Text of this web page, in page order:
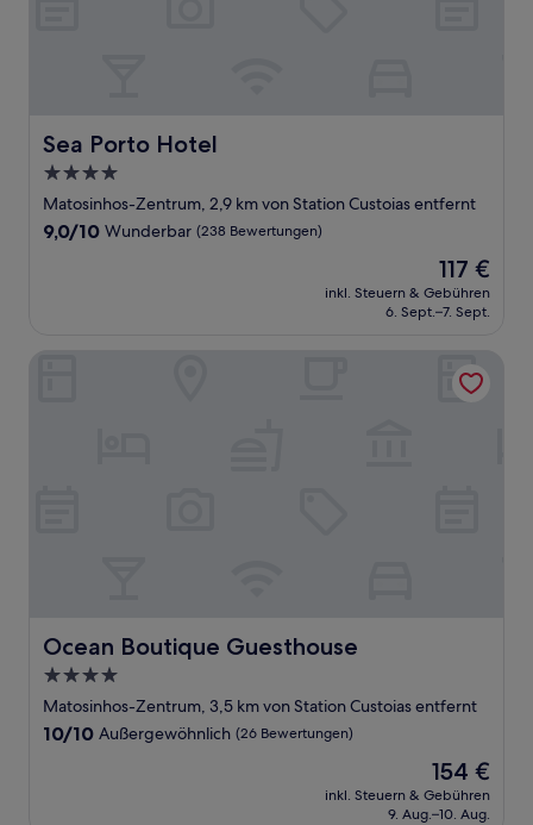
Sea Porto Hotel
Sea Porto Hotel
4.0-
Sterne-
Unterkunft
Matosinhos-Zentrum, 2,9 km von Station Custoias entfernt
9.0
9,0/10 Wunderbar (238 Bewertungen)
Der
Preis
beträgt
117 €
inkl. Steuern & Gebühren
6. Sept.–7. Sept.
Ocean Boutique Guesthouse
Ocean Boutique Guesthouse
4.0-
Sterne-
Unterkunft
Matosinhos-Zentrum, 3,5 km von Station Custoias entfernt
10.0
10/10 Außergewöhnlich (26 Bewertungen)
Der
Preis
beträgt
154 €
inkl. Steuern & Gebühren
9. Aug.–10. Aug.